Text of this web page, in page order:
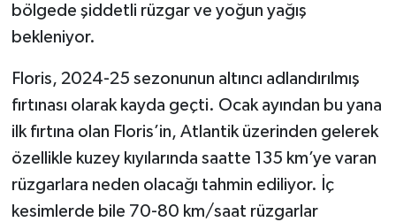
bölgede şiddetli rüzgar ve yoğun yağış
bekleniyor.
Floris, 2024-25 sezonunun altıncı adlandırılmış
fırtınası olarak kayda geçti. Ocak ayından bu yana
ilk fırtına olan Floris’in, Atlantik üzerinden gelerek
özellikle kuzey kıyılarında saatte 135 km’ye varan
rüzgarlara neden olacağı tahmin ediliyor. İç
kesimlerde bile 70-80 km/saat rüzgarlar